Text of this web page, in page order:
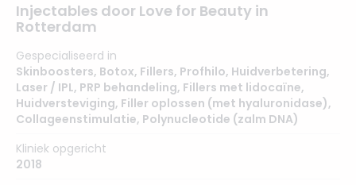
Injectables door Love for Beauty in
Rotterdam
Gespecialiseerd in
Skinboosters, Botox, Fillers, Profhilo, Huidverbetering,
Laser / IPL, PRP behandeling, Fillers met lidocaïne,
Huidversteviging, Filler oplossen (met hyaluronidase),
Collageenstimulatie, Polynucleotide (zalm DNA)
Kliniek opgericht
2018